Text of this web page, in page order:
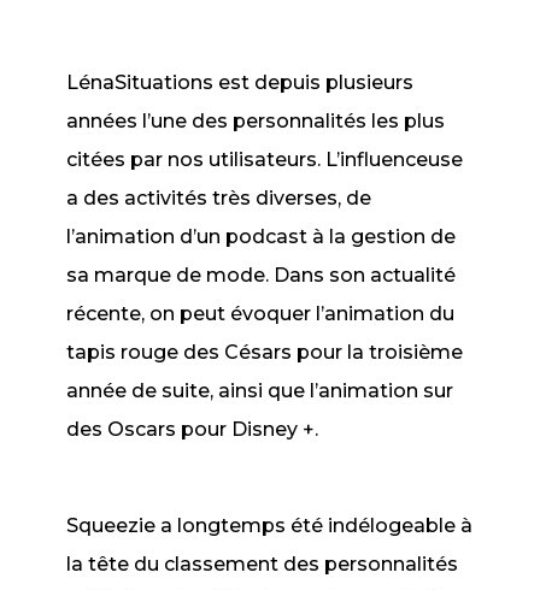
LénaSituations est depuis plusieurs
années l’une des personnalités les plus
citées par nos utilisateurs. L’influenceuse
a des activités très diverses, de
l’animation d’un podcast à la gestion de
sa marque de mode. Dans son actualité
récente, on peut évoquer l’animation du
tapis rouge des Césars pour la troisième
année de suite, ainsi que l’animation sur
des Oscars pour Disney +.
Squeezie a longtemps été indélogeable à
la tête du classement des personnalités